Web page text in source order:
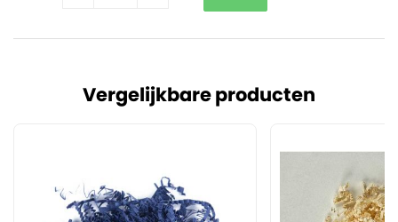
Vergelijkbare producten